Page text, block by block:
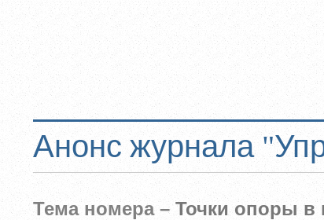
Анонс журнала
Тема номера – Точки опоры в